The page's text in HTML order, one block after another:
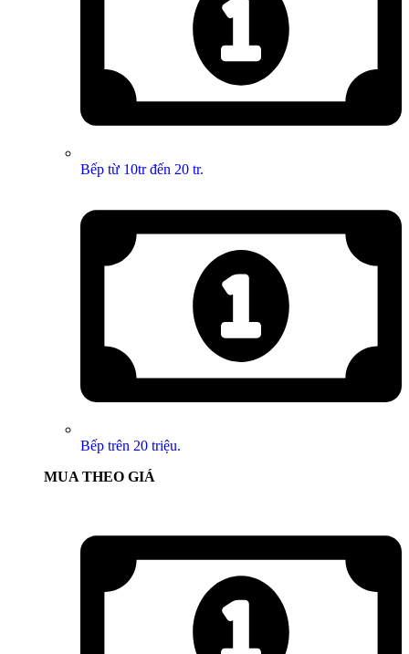
Bếp từ 10tr đến 20 tr.
Bếp trên 20 triệu.
MUA THEO GIÁ